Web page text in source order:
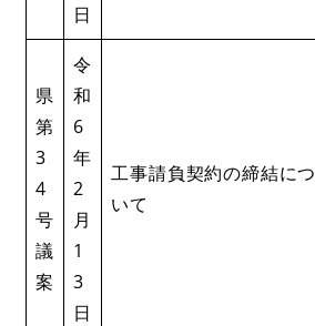
日
県
第
3
4
号
議
案
令
和
6
年
2
月
1
3
日
工事請負契約の締結につ
いて